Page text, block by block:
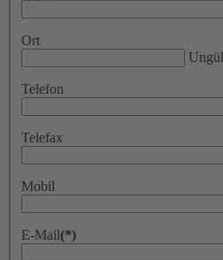
Ort
Telefon
Telefax
Mobil
E-Mail(*)